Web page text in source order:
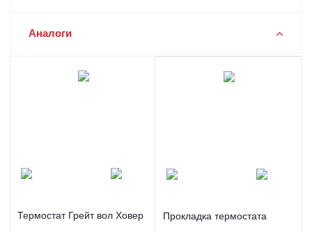
Аналоги
Термостат Грейт вол Ховер
Прокладка термостата